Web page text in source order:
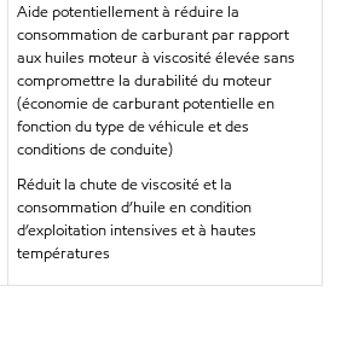
Aide potentiellement à réduire la
consommation de carburant par rapport
aux huiles moteur à viscosité élevée sans
compromettre la durabilité du moteur
(économie de carburant potentielle en
fonction du type de véhicule et des
conditions de conduite)
Réduit la chute de viscosité et la
consommation d’huile en condition
d’exploitation intensives et à hautes
températures